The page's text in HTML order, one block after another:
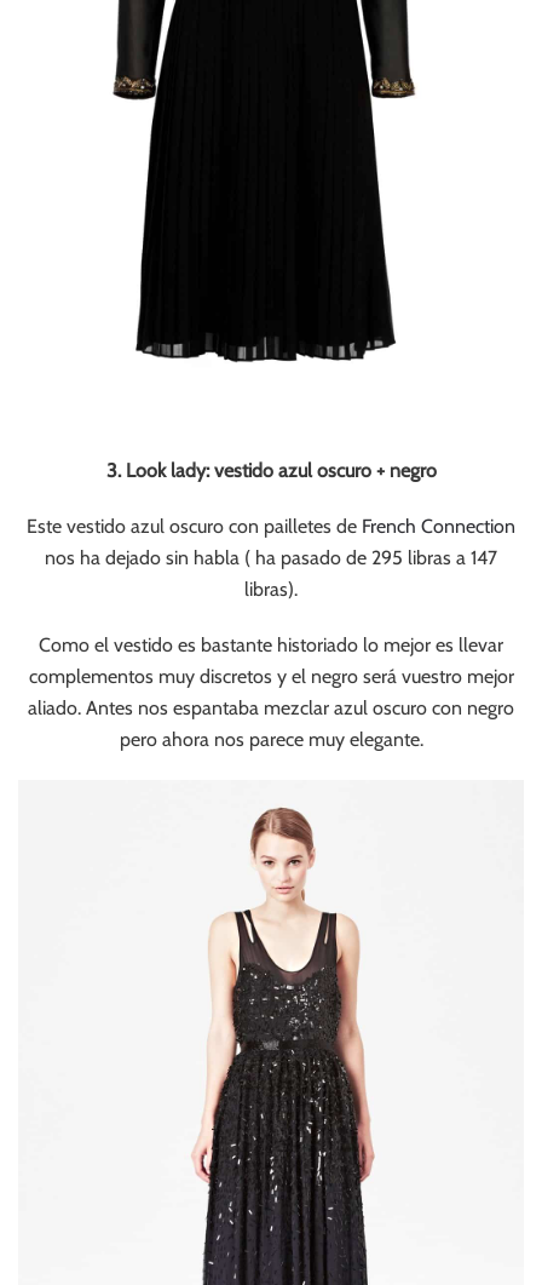
3. Look lady: vestido azul oscuro + negro
Este vestido azul oscuro con pailletes de French Connection
nos ha dejado sin habla ( ha pasado de 295 libras a 147
libras).
Como el vestido es bastante historiado lo mejor es llevar
complementos muy discretos y el negro será vuestro mejor
aliado. Antes nos espantaba mezclar azul oscuro con negro
pero ahora nos parece muy elegante.